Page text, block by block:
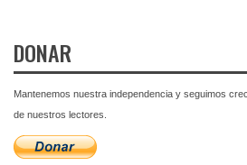
DONAR
Mantenemos nuestra independencia y seguimos
de nuestros lectores.